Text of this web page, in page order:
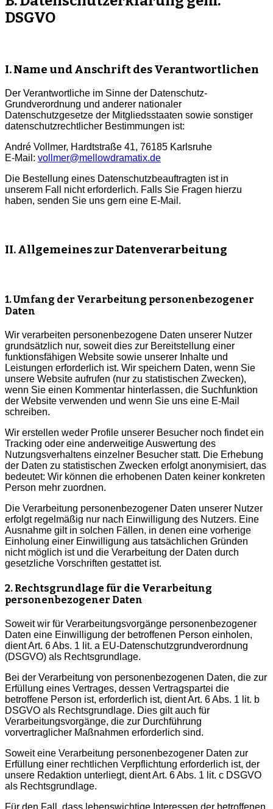
DSGVO
I. Name und Anschrift des Verantwortlichen
Der Verantwortliche im Sinne der Datenschutz-
Grundverordnung und anderer nationaler
Datenschutzgesetze der Mitgliedsstaaten sowie sonstiger
datenschutzrechtlicher Bestimmungen ist:
André Vollmer, Hardtstraße 41, 76185 Karlsruhe
E-Mail: vollmer@mellowdramatix.de
Die Bestellung eines Datenschutzbeauftragten ist in
unserem Fall nicht erforderlich. Falls Sie Fragen hierzu
haben, senden Sie uns gern eine E-Mail.
II. Allgemeines zur Datenverarbeitung
1. Umfang der Verarbeitung personenbezogener
Daten
Wir verarbeiten personenbezogene Daten unserer Nutzer
grundsätzlich nur, soweit dies zur Bereitstellung einer
funktionsfähigen Website sowie unserer Inhalte und
Leistungen erforderlich ist. Wir speichern Daten, wenn Sie
unsere Website aufrufen (nur zu statistischen Zwecken),
wenn Sie einen Kommentar hinterlassen, die Suchfunktion
der Website verwenden und wenn Sie uns eine E-Mail
schreiben.
Wir erstellen weder Profile unserer Besucher noch findet ein
Tracking oder eine anderweitige Auswertung des
Nutzungsverhaltens einzelner Besucher statt. Die Erhebung
der Daten zu statistischen Zwecken erfolgt anonymisiert, das
bedeutet: Wir können die erhobenen Daten keiner konkreten
Person mehr zuordnen.
Die Verarbeitung personenbezogener Daten unserer Nutzer
erfolgt regelmäßig nur nach Einwilligung des Nutzers. Eine
Ausnahme gilt in solchen Fällen, in denen eine vorherige
Einholung einer Einwilligung aus tatsächlichen Gründen
nicht möglich ist und die Verarbeitung der Daten durch
gesetzliche Vorschriften gestattet ist.
2. Rechtsgrundlage für die Verarbeitung
personenbezogener Daten
Soweit wir für Verarbeitungsvorgänge personenbezogener
Daten eine Einwilligung der betroffenen Person einholen,
dient Art. 6 Abs. 1 lit. a EU-Datenschutzgrundverordnung
(DSGVO) als Rechtsgrundlage.
Bei der Verarbeitung von personenbezogenen Daten, die zur
Erfüllung eines Vertrages, dessen Vertragspartei die
betroffene Person ist, erforderlich ist, dient Art. 6 Abs. 1 lit. b
DSGVO als Rechtsgrundlage. Dies gilt auch für
Verarbeitungsvorgänge, die zur Durchführung
vorvertraglicher Maßnahmen erforderlich sind.
Soweit eine Verarbeitung personenbezogener Daten zur
Erfüllung einer rechtlichen Verpflichtung erforderlich ist, der
unsere Redaktion unterliegt, dient Art. 6 Abs. 1 lit. c DSGVO
als Rechtsgrundlage.
Für den Fall, dass lebenswichtige Interessen der betroffenen